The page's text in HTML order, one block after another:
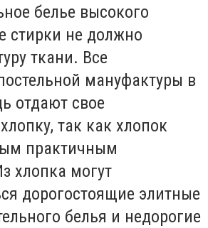
белье высокого
стирки не должно
ткани. Все
мануфактуры в
отдают свое
так как хлопок
практичным
хлопка могут
дорогостоящие элитные
белья и недорогие